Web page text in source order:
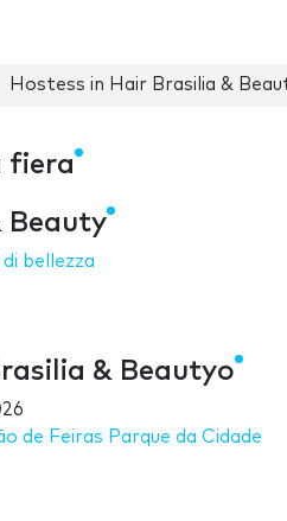
Hostess in Hair Brasilia &
fiera
Beauty
bellezza
& Beautyo
de Feiras Parque da Cidade